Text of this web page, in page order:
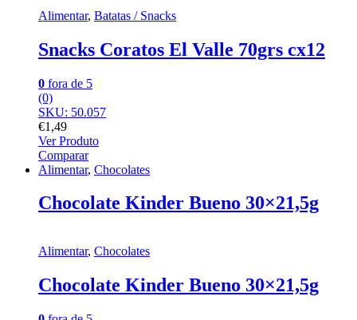
Alimentar, Batatas / Snacks
Snacks Coratos El Valle 70grs cx12
0 fora de 5
(0)
SKU: 50.057
€1,49
Ver Produto
Comparar
Alimentar, Chocolates
Chocolate Kinder Bueno 30×21,5g
Alimentar, Chocolates
Chocolate Kinder Bueno 30×21,5g